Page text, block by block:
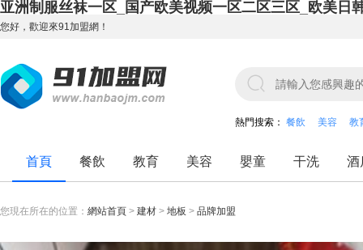
亚洲制服丝袜一区_国产欧美视频一区二区三区_欧美日
您好，歡迎來91加盟網！
熱門搜索： 餐飲 美容 教
首頁 餐飲 教育 美容 嬰童 干洗 酒
您現在所在的位置： 網站首頁 > 建材 > 地板 > 品牌加盟